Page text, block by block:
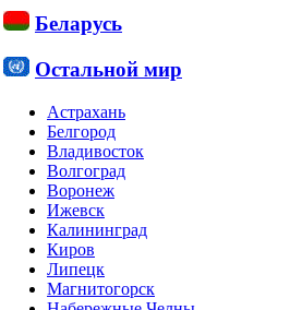
Беларусь
Остальной мир
Астрахань
Белгород
Владивосток
Волгоград
Воронеж
Ижевск
Калининград
Киров
Липецк
Магнитогорск